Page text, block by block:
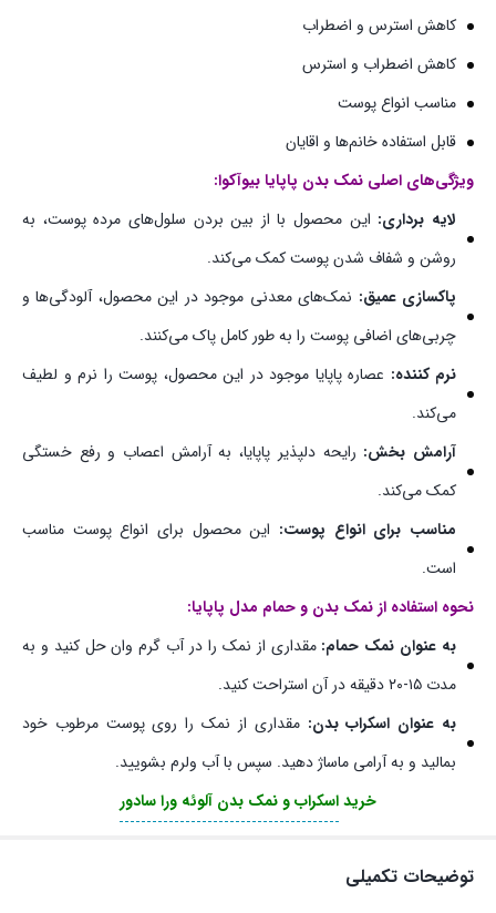
کاهش استرس و اضطراب
کاهش اضطراب و استرس
مناسب انواع پوست
قابل استفاده خانم‌ها و اقایان
ویژگی‌های اصلی نمک بدن پاپایا بیوآکوا:
لایه برداری: این محصول با از بین بردن سلول‌های مرده پوست، به
روشن و شفاف شدن پوست کمک می‌کند.
پاکسازی عمیق: نمک‌های معدنی موجود در این محصول، آلودگی‌ها و
چربی‌های اضافی پوست را به طور کامل پاک می‌کنند.
نرم کننده: عصاره پاپایا موجود در این محصول، پوست را نرم و لطیف
می‌کند.
آرامش بخش: رایحه دلپذیر پاپایا، به آرامش اعصاب و رفع خستگی
کمک می‌کند.
مناسب برای انواع پوست: این محصول برای انواع پوست مناسب
است.
نحوه استفاده از نمک بدن و حمام مدل پاپایا:
به عنوان نمک حمام: مقداری از نمک را در آب گرم وان حل کنید و به
مدت ۱۵-۲۰ دقیقه در آن استراحت کنید.
به عنوان اسکراب بدن: مقداری از نمک را روی پوست مرطوب خود
بمالید و به آرامی ماساژ دهید. سپس با آب ولرم بشویید.
خریداسکراب و نمک بدن آلوئه ورا سادور
توضیحات تکمیلی